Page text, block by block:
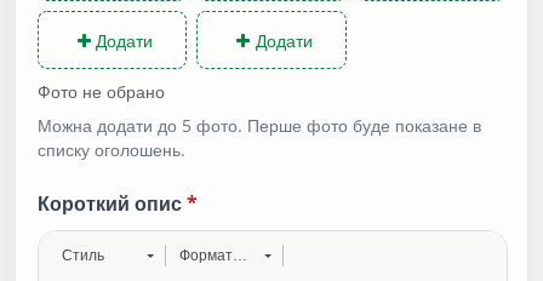
Додати Додати
Фото не обрано
Можна додати до 5 фото. Перше фото буде показане в
списку оголошень.
Короткий опис*
Стиль Форматування